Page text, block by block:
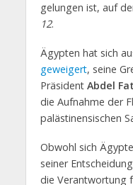
gelungen ist, auf
12.
Ägypten hat sich
geweigert, seine
Präsident Abdel
die Aufnahme der
palästinensischen
Obwohl sich
seiner
die Verantwortung